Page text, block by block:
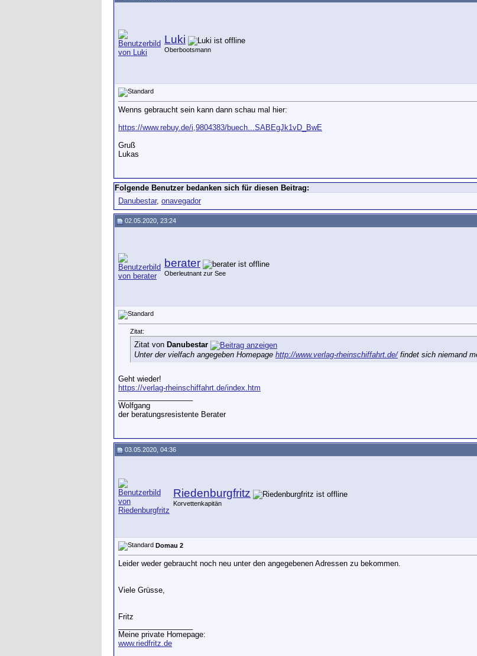
Luki
Oberbootsmann
Wenns gebraucht sein kann dann schau mal hier:
https://www.rebuy.de/i,9804383/buech...SABEgJk1vD_BwE
Gruß
Lukas
Folgende Benutzer bedanken sich für diesen Beitrag:
Danubestar, onavegador
02.05.2020, 23:24
berater
Oberleutnant zur See
Zitat:
Zitat von Danubestar
Unter der vielfach angegeben Homepage http://www.verlag-rheinschiffahrt.de/findet sich niemand
Geht wieder!
https://verlag-rheinschiffahrt.de/index.htm
Wolfgang
der beratungsresistente Berater
03.05.2020, 04:36
Riedenburgfritz
Korvettenkapitän
Domau 2
Leider weder gebraucht noch neu unter den angegebenen Adressen zu bekommen.
Viele Grüsse,
Fritz
Meine private Homepage:
www.riedfritz.de